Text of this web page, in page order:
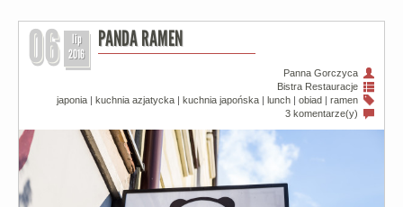
06
lip
2016
PANDA RAMEN
Panna Gorczyca
Bistra Restauracje
japonia | kuchnia azjatycka | kuchnia japońska | lunch | obiad | ramen
3 komentarze(y)